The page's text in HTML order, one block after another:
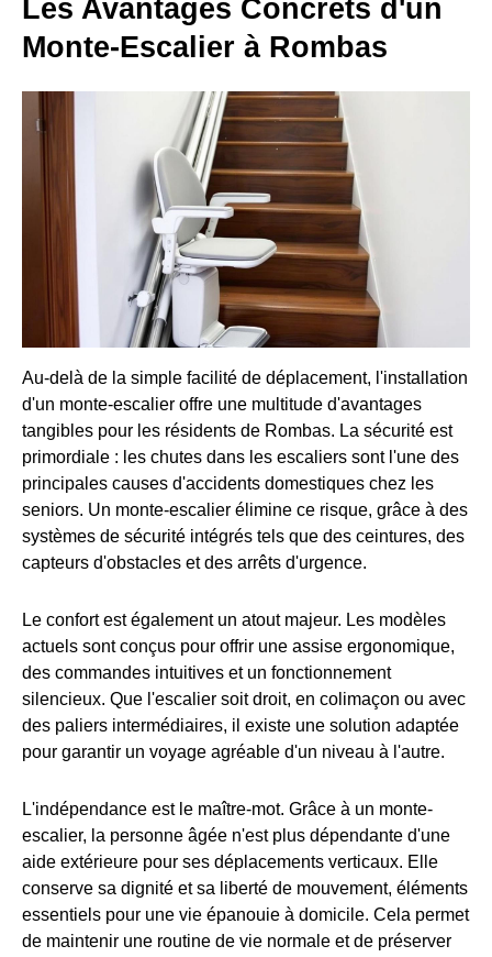
Les Avantages Concrets d'un
Monte-Escalier à Rombas
Au-delà de la simple facilité de déplacement, l'installation
d'un monte-escalier offre une multitude d'avantages
tangibles pour les résidents de Rombas. La sécurité est
primordiale : les chutes dans les escaliers sont l'une des
principales causes d'accidents domestiques chez les
seniors. Un monte-escalier élimine ce risque, grâce à des
systèmes de sécurité intégrés tels que des ceintures, des
capteurs d'obstacles et des arrêts d'urgence.
Le confort est également un atout majeur. Les modèles
actuels sont conçus pour offrir une assise ergonomique,
des commandes intuitives et un fonctionnement
silencieux. Que l'escalier soit droit, en colimaçon ou avec
des paliers intermédiaires, il existe une solution adaptée
pour garantir un voyage agréable d'un niveau à l'autre.
L'indépendance est le maître-mot. Grâce à un monte-
escalier, la personne âgée n'est plus dépendante d'une
aide extérieure pour ses déplacements verticaux. Elle
conserve sa dignité et sa liberté de mouvement, éléments
essentiels pour une vie épanouie à domicile. Cela permet
de maintenir une routine de vie normale et de préserver